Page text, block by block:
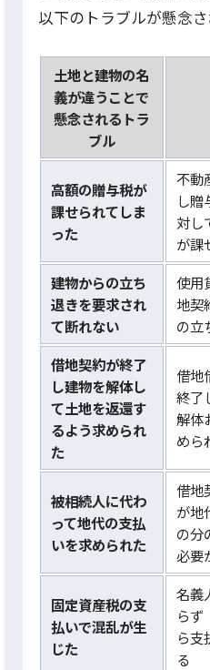
以下のトラブルが懸念さ
土地と建物の名
義が違うことで
懸念されるトラ
ブル
高額の贈与税が
課せられてしま
った
不動
し贈
対し
が課
建物からの立ち
退きを要求され
て断れない
使用
地契
の立
借地契約が終了
し建物を解体し
て土地を返還す
るよう求められ
た
借地
終了
解体
めら
被相続人に代わ
って地代の支払
いを求められた
借地
が地
の分
必要
固定資産税の支
払いで混乱が生
じた
名義
らず
ら支
る